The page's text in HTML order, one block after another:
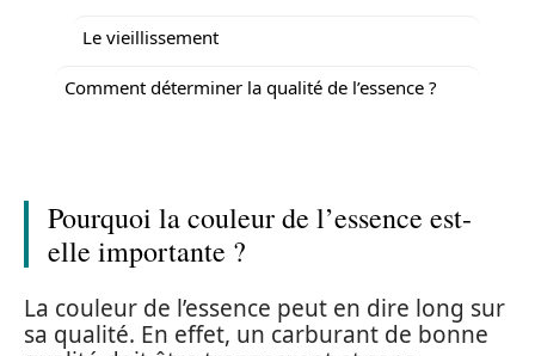
Le vieillissement
Comment déterminer la qualité de l’essence ?
Pourquoi la couleur de l’essence est-
elle importante ?
La couleur de l’essence peut en dire long sur
sa qualité. En effet, un carburant de bonne